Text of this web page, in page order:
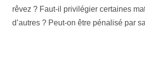
rêvez ? Faut-il privilégier certaines
d’autres ? Peut-on être pénalisé par